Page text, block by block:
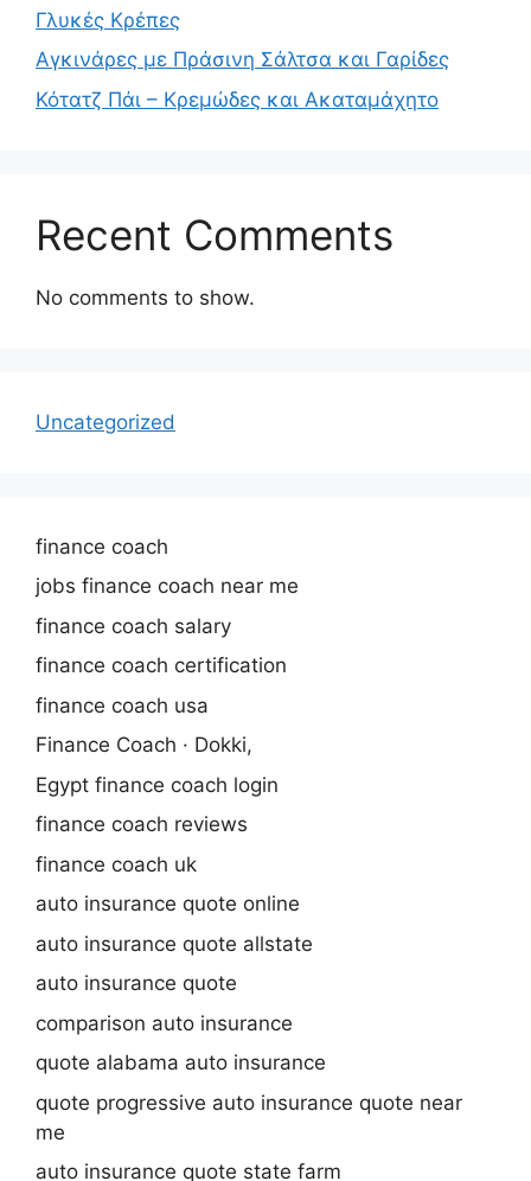
Γλυκές Κρέπες
Αγκινάρες με Πράσινη Σάλτσα και Γαρίδες
Κότατζ Πάι – Κρεμώδες και Ακαταμάχητο
Recent Comments
No comments to show.
Uncategorized
finance coach
jobs finance coach near me
finance coach salary
finance coach certification
finance coach usa
Finance Coach · Dokki,
Egypt finance coach login
finance coach reviews
finance coach uk
auto insurance quote online
auto insurance quote allstate
auto insurance quote
comparison auto insurance
quote alabama auto insurance
quote progressive auto insurance quote near
me
auto insurance quote state farm